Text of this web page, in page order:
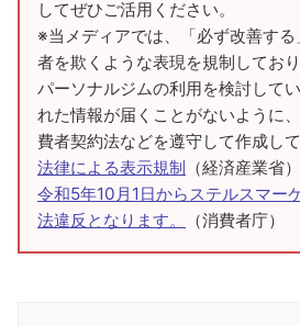
してぜひご活用ください。
※当メディアでは、「必ず改善す
者を欺くような表現を規制しており
パーソナルジムの利用を検討して
れた情報が届くことがないように
費者契約法などを遵守して作成して
法律による表示規制
（経済産業省）
令和5年10月1日からステルスマー
法違反となります。
（消費者庁）